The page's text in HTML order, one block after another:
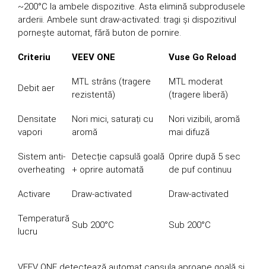
~200°C la ambele dispozitive. Asta elimină subprodusele
arderii. Ambele sunt draw-activated: tragi și dispozitivul
pornește automat, fără buton de pornire.
Criteriu VEEV ONE Vuse Go Reload
Debit aer
MTL strâns (tragere
rezistentă)
MTL moderat
(tragere liberă)
Densitate
vapori
Nori mici, saturați cu
aromă
Nori vizibili, aromă
mai difuză
Sistem anti-
overheating
Detecție capsulă goală
+ oprire automată
Oprire după 5 sec
de puf continuu
Activare Draw-activated Draw-activated
Temperatură
lucru
Sub 200°C Sub 200°C